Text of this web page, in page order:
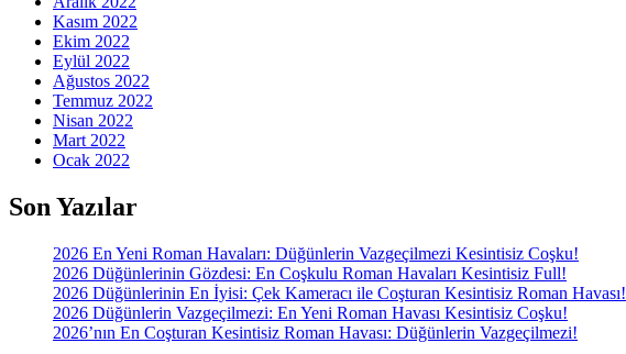
Kasım 2022
Ekim 2022
Eylül 2022
Ağustos 2022
Temmuz 2022
Nisan 2022
Mart 2022
Ocak 2022
Son Yazılar
2026 En Yeni Roman Havaları: Düğünlerin Vazgeçilmezi Kesintisiz Coşku!
2026 Düğünlerinin Gözdesi: En Coşkulu Roman Havaları Kesintisiz Full!
2026 Düğünlerinin En İyisi: Çek Kameracı ile Coşturan Kesintisiz Roman Havası!
2026 Düğünlerin Vazgeçilmezi: En Yeni Roman Havası Kesintisiz Coşku!
2026’nın En Coşturan Kesintisiz Roman Havası: Düğünlerin Vazgeçilmezi!